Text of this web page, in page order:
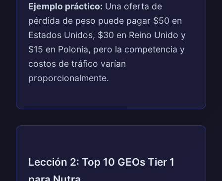
Ejemplo práctico: Una oferta de
pérdida de peso puede pagar $50 en
Estados Unidos, $30 en Reino Unido y
$15 en Polonia, pero la competencia y
costos de tráfico varían
proporcionalmente.
Lección 2: Top 10 GEOs Tier 1